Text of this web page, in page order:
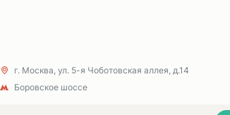
г. Москва, ул. 5-я Чоботовская аллея, д.14
Боровское шоссе